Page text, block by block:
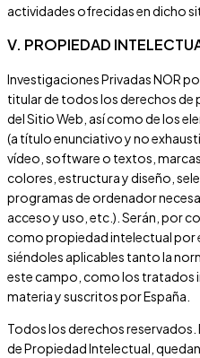
actividades ofrecidas en dicho
V. PROPIEDAD
Investigaciones Privadas NOR
titular de todos los derechos de
del Sitio Web, así como de los
(a título enunciativo y no
vídeo, software o textos,
colores, estructura y diseño,
programas de ordenador
acceso y uso, etc.). Serán, por
como propiedad intelectual por
siéndoles aplicables tanto la
este campo, como los tratados
materia y suscritos por España.
Todos los derechos reservados.
de Propiedad Intelectual,